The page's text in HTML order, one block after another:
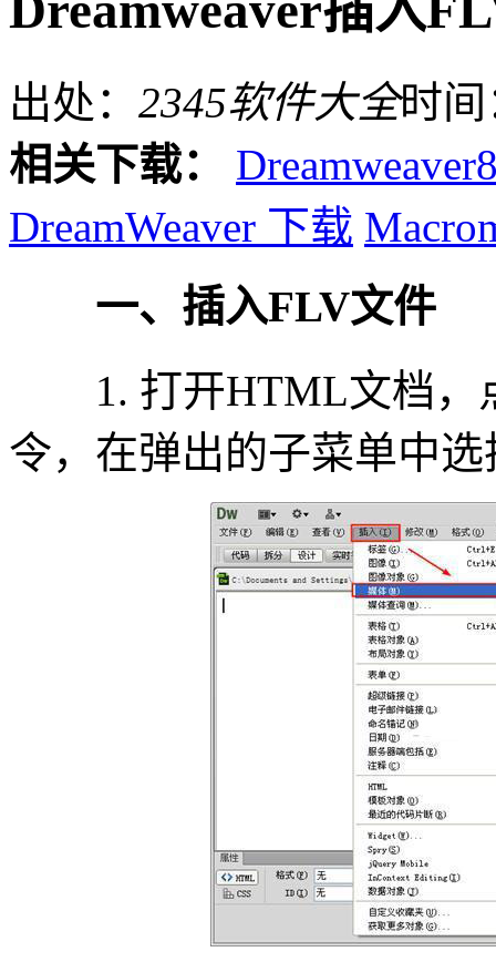
出处： 2345软件大全时间
相关下载：
DreamWeaver 下载
一、插入FLV文件
1. 打开HTML文档，点
令，在弹出的子菜单中选